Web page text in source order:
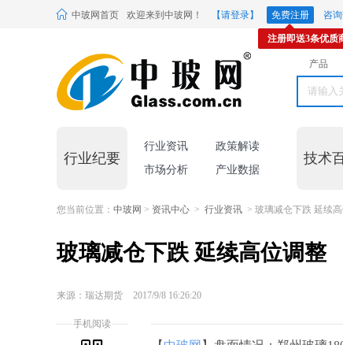
中玻网首页 欢迎来到中玻网！ 【请登录】 免费注册 咨
注册即送3条优质
产品
行业纪要
行业资讯
政策解读
市场分析
产业数据
技术
您当前位置： 中玻网 > 资讯中心 > 行业资讯 > 玻璃减仓下跌 延续
手机阅读
玻璃减仓下跌 延续高位调整
来源：瑞达期货 2017/9/8 16:26:20